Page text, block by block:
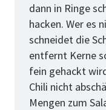
dann in Ringe
hacken. Wer es
schneidet die
entfernt Kerne
fein gehackt
Chili nicht
Mengen zum